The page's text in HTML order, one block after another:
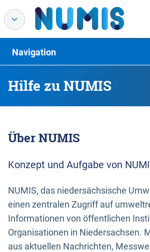
Hilfe zu NUMIS
Navigation
Über NUMIS
Konzept und Aufgabe von
NUMIS, das niedersächsische
einen zentralen Zugriff auf
Informationen von öffentlichen
Organisationen in Niedersachsen.
aus aktuellen Nachrichten,